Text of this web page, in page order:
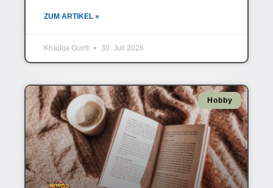
ZUM ARTIKEL »
Khadija Guirti 30. Juli 2026
Hobby